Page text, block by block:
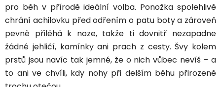
pro běh v přírodě ideální volba. Ponožka spolehlivě
chrání achilovku před odřením o patu boty a zároveň
pevně přiléhá k noze, takže ti dovnitř nezapadne
žádné jehličí, kamínky ani prach z cesty. Švy kolem
prstů jsou navíc tak jemné, že o nich vůbec nevíš – a
to ani ve chvíli, kdy nohy při delším běhu přirozeně